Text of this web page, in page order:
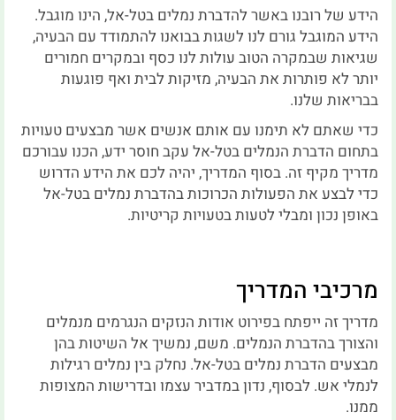
הידע של רובנו באשר להדברת נמלים בטל-אל, הינו מוגבל.
הידע המוגבל גורם לנו לשגות בבואנו להתמודד עם הבעיה,
שגיאות שבמקרה הטוב עולות לנו כסף ובמקרים חמורים
יותר לא פותרות את הבעיה, מזיקות לבית ואף פוגעות
בבריאות שלנו.
כדי שאתם לא תימנו עם אותם אנשים אשר מבצעים טעויות
בתחום הדברת הנמלים בטל-אל עקב חוסר ידע, הכנו עבורכם
מדריך מקיף זה. בסוף המדריך, יהיה לכם את הידע הדרוש
כדי לבצע את הפעולות הכרוכות בהדברת נמלים בטל-אל
באופן נכון ומבלי לטעות בטעויות קריטיות.
מרכיבי המדריך
מדריך זה ייפתח בפירוט אודות הנזקים הנגרמים מנמלים
והצורך בהדברת הנמלים. משם, נמשיך אל השיטות בהן
מבצעים הדברת נמלים בטל-אל. נחלק בין נמלים רגילות
לנמלי אש. לבסוף, נדון במדביר עצמו ובדרישות המצופות
ממנו.